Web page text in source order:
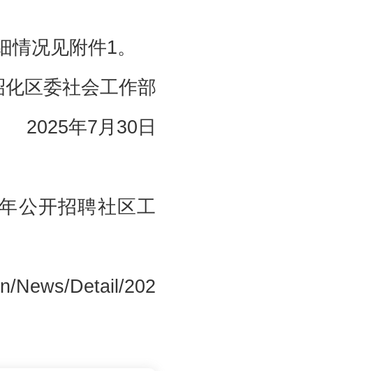
况见附件1。
区委社会工作部
2025年7月30日
公开招聘社区工
News/Detail/202